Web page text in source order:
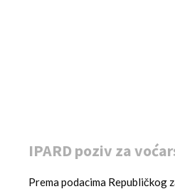
IPARD poziv za
Prema podacima Republičkog